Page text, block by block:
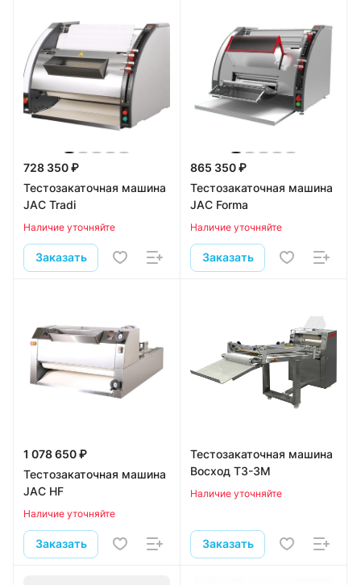
728 350 ₽
Тестозакаточная машина
JAC Tradi
Наличие уточняйте
Заказать
865 350 ₽
Тестозакаточная машина
JAC Forma
Наличие уточняйте
Заказать
1 078 650 ₽
Тестозакаточная машина
JAC HF
Наличие уточняйте
Заказать
Тестозакаточная машина
Восход ТЗ-3М
Наличие уточняйте
Заказать